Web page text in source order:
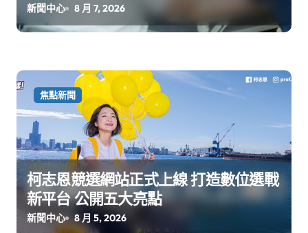
新聞中心 8 月 7, 2026
焦點新聞
柯志恩競選網站正式上線 打造數位選戰
新平台 公開五大亮點
新聞中心 8 月 5, 2026